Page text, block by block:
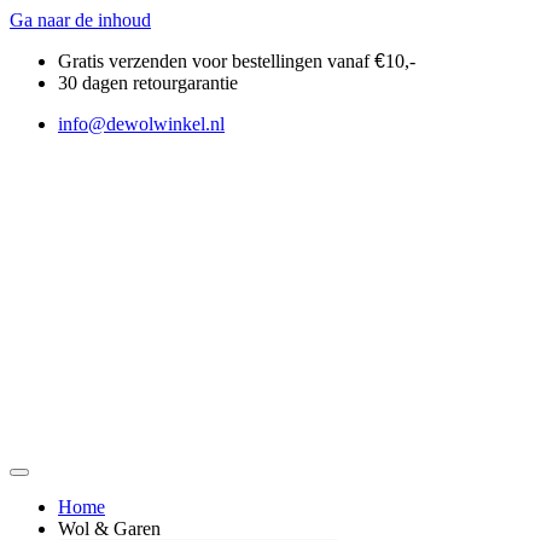
Ga naar de inhoud
Gratis verzenden voor bestellingen vanaf€10,-
30 dagen retourgarantie
info@dewolwinkel.nl
Home
Wol & Garen